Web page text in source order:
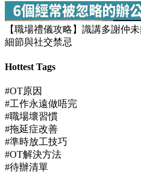
【職場禮儀攻略】識講多謝仲
細節與社交禁忌
Hottest Tags
#OT原因
#工作永遠做唔完
#職場壞習慣
#拖延症改善
#準時放工技巧
#OT解決方法
#待辦清單